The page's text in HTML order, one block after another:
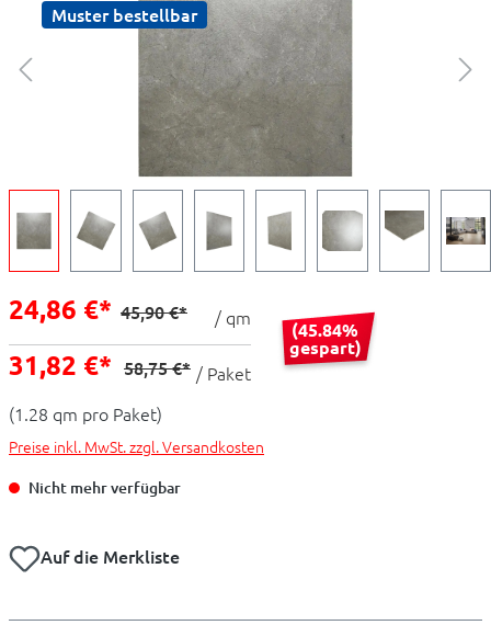
Muster bestellbar
24,86 €* 45,90 €* / qm
31,82 €* 58,75 €* / Paket
(1.28 qm pro Paket)
(45.84%
gespart)
Preise inkl. MwSt. zzgl. Versandkosten
Nicht mehr verfügbar
Auf die Merkliste